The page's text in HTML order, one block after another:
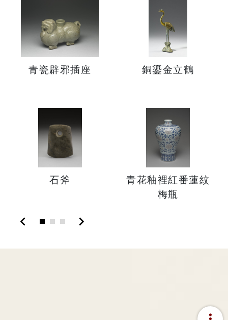
青瓷辟邪插座 銅鎏金立鶴
石斧
青花釉裡紅番蓮紋
梅瓶
chevron_left chevron_right